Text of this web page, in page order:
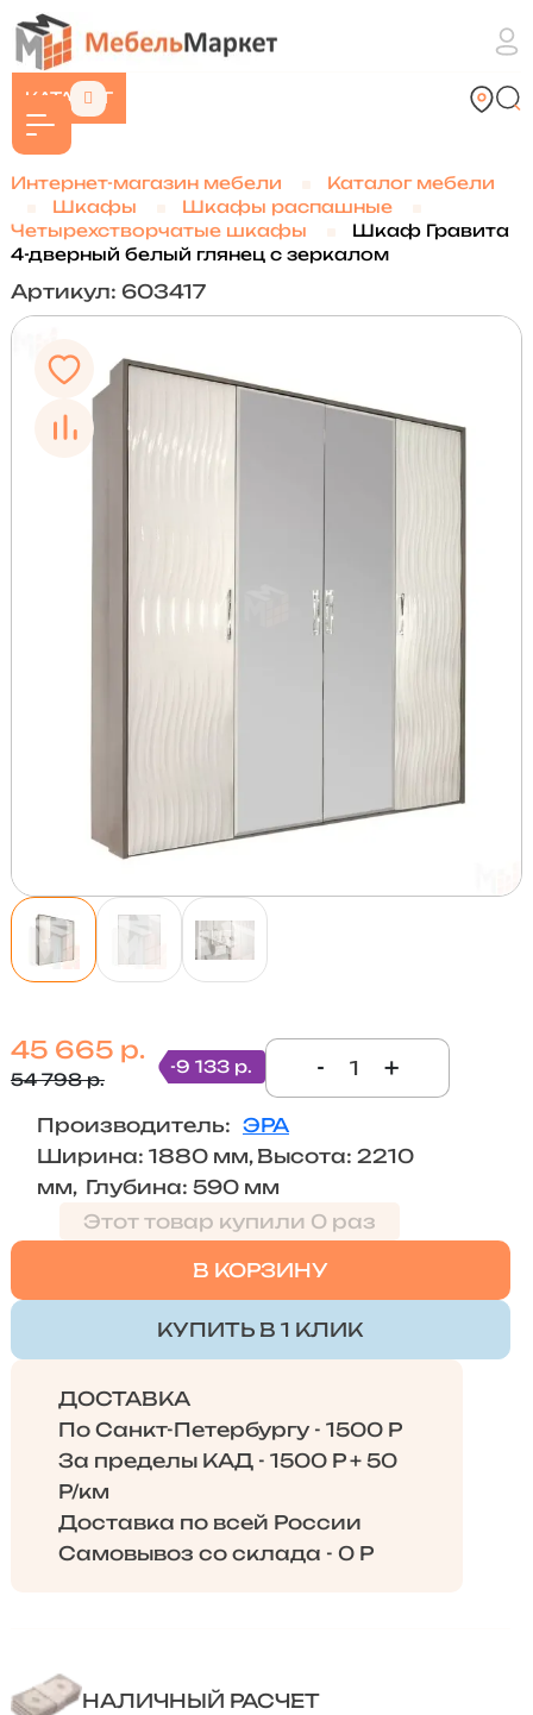
КАТАЛОГ
Интернет-магазин мебели
Каталог мебели
Шкафы
Шкафы распашные
Четырехстворчатые шкафы
Шкаф Гравита
4-дверный белый глянец с зеркалом
Артикул: 603417
45 665 р.
54 798 р.
-9 133 р. - +
Производитель: ЭРА
Ширина: 1880 мм, Высота: 2210
мм, Глубина: 590 мм
Этот товар купили 0 раз
В КОРЗИНУ
КУПИТЬ В 1 КЛИК
ДОСТАВКА
По Санкт-Петербургу - 1500 Р
За пределы КАД - 1500 Р + 50
Р/км
Доставка по всей России
Самовывоз со склада - 0 Р
НАЛИЧНЫЙ РАСЧЕТ